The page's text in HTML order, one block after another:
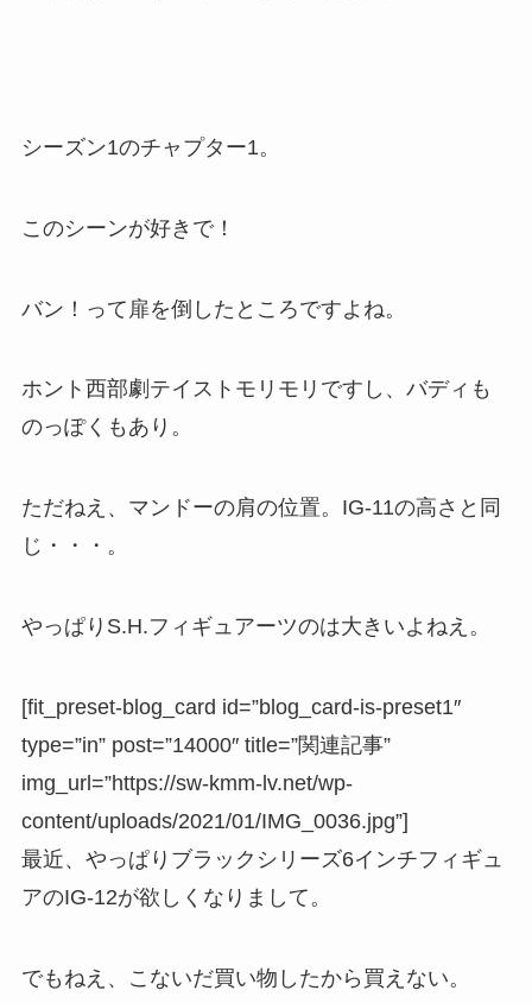
シーズン1のチャプター1。
このシーンが好きで！
バン！って扉を倒したところですよね。
ホント西部劇テイストモリモリですし、バディも
のっぽくもあり。
ただねえ、マンドーの肩の位置。IG-11の高さと同
じ・・・。
やっぱりS.H.フィギュアーツのは大きいよねえ。
[fit_preset-blog_card id=”blog_card-is-preset1″
type=”in” post=”14000″ title=”関連記事”
img_url=”https://sw-kmm-lv.net/wp-
content/uploads/2021/01/IMG_0036.jpg”]
最近、やっぱりブラックシリーズ6インチフィギュ
アのIG-12が欲しくなりまして。
でもねえ、こないだ買い物したから買えない。